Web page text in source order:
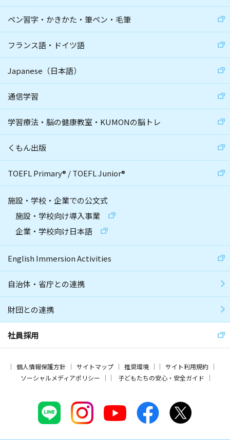
ペン習字・かきかた・筆ペン・毛筆
フランス語・ドイツ語
Japanese（日本語）
通信学習
学習療法・脳の健康教室・KUMONの脳トレ
くもん出版
TOEFL Primary® /TOEFL Junior®
施設・学校・企業での公文式
施設・学校向け導入事業
企業・学校向け日本語
English Immersion Activities
自治体・省庁との連携
財団との連携
社員採用
個人情報保護方針 サイトマップ 推奨環境
サイト利用規約
ソーシャルメディアポリシー
子どもたちの安心・安全ガイド